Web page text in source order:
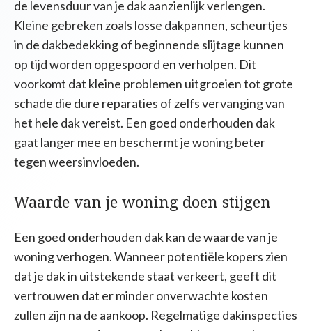
de levensduur van je dak aanzienlijk verlengen.
Kleine gebreken zoals losse dakpannen, scheurtjes
in de dakbedekking of beginnende slijtage kunnen
op tijd worden opgespoord en verholpen. Dit
voorkomt dat kleine problemen uitgroeien tot grote
schade die dure reparaties of zelfs vervanging van
het hele dak vereist. Een goed onderhouden dak
gaat langer mee en beschermt je woning beter
tegen weersinvloeden.
Waarde van je woning doen stijgen
Een goed onderhouden dak kan de waarde van je
woning verhogen. Wanneer potentiële kopers zien
dat je dak in uitstekende staat verkeert, geeft dit
vertrouwen dat er minder onverwachte kosten
zullen zijn na de aankoop. Regelmatige dakinspecties